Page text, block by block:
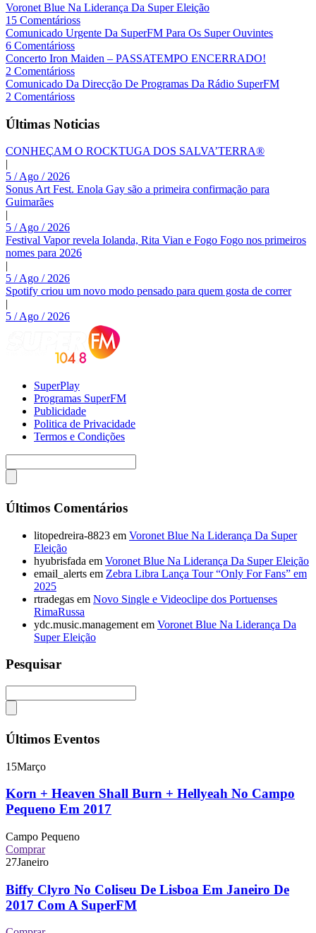
Voronet Blue Na Liderança Da Super Eleição
15 Comentárioss
Comunicado Urgente Da SuperFM Para Os Super Ouvintes
6 Comentárioss
Concerto Iron Maiden – PASSATEMPO ENCERRADO!
2 Comentárioss
Comunicado Da Direcção De Programas Da Rádio SuperFM
2 Comentárioss
Últimas Noticias
CONHEÇAM O ROCKTUGA DOS SALVA’TERRA®
|
5 / Ago / 2026
Sonus Art Fest. Enola Gay são a primeira confirmação para
Guimarães
|
5 / Ago / 2026
Festival Vapor revela Iolanda, Rita Vian e Fogo Fogo nos primeiros
nomes para 2026
|
5 / Ago / 2026
Spotify criou um novo modo pensado para quem gosta de correr
|
5 / Ago / 2026
SuperPlay
Programas SuperFM
Publicidade
Politica de Privacidade
Termos e Condições
Últimos Comentários
litopedreira-8823 em Voronet Blue Na Liderança Da Super
Eleição
hyubrisfada em Voronet Blue Na Liderança Da Super Eleição
email_alerts em Zebra Libra Lança Tour “Only For Fans” em
2025
rtradegas em Novo Single e Videoclipe dos Portuenses
RimaRussa
ydc.music.management em Voronet Blue Na Liderança Da
Super Eleição
Pesquisar
Últimos Eventos
15Março
Korn + Heaven Shall Burn + Hellyeah No Campo
Pequeno Em 2017
Campo Pequeno
Comprar
27Janeiro
Biffy Clyro No Coliseu De Lisboa Em Janeiro De
2017 Com A SuperFM